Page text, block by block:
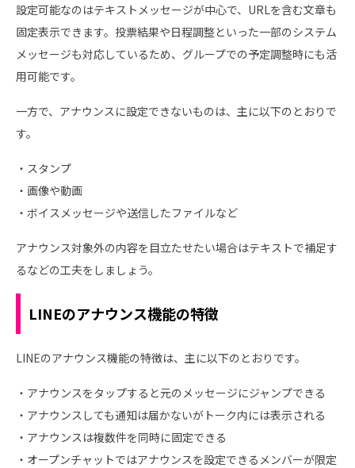
設定可能なのはテキストメッセージが中心で、URLを含む文章も
固定表示できます。投票結果や日程調整といった一部のシステム
メッセージも対応しているため、グループでの予定調整時にも活
用可能です。
一方で、アナウンスに設定できないものは、主に以下のとおりで
す。
・スタンプ
・画像や動画
・ボイスメッセージや送信したファイルなど
アナウンス対象外の内容を目立たせたい場合はテキストで補足す
るなどの工夫をしましょう。
LINEのアナウンス機能の特徴
LINEのアナウンス機能の特徴は、主に以下のとおりです。
・アナウンスをタップすると元のメッセージにジャンプできる
・アナウンスしても通知は届かないがトーク内には表示される
・アナウンスは複数件を同時に固定できる
・オープンチャットではアナウンスを設定できるメンバーが限定